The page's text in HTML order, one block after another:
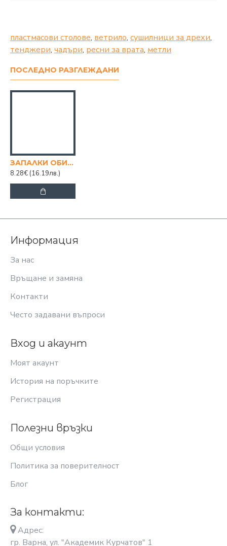
пластмасови столове, ветрило, сушилници за дрехи,
тенджери, чадъри, ресни за врата, метли
ПОСЛЕДНО РАЗГЛЕЖДАНИ
ЗАПАЛКИ ОБИКНОВЕНИ ЗАЩИТЕНИ 50 бр.
8.28€ (16.19лв.)
Информация
За нас
Връщане и замяна
Контакти
Често задавани въпроси
Вход и акаунт
Моят акаунт
История на поръчките
Регистрация
Полезни връзки
Общи условия
Политика за поверителност
Блог
За контакти:
Адрес:
гр. Варна, ул. "Академик Курчатов" 1